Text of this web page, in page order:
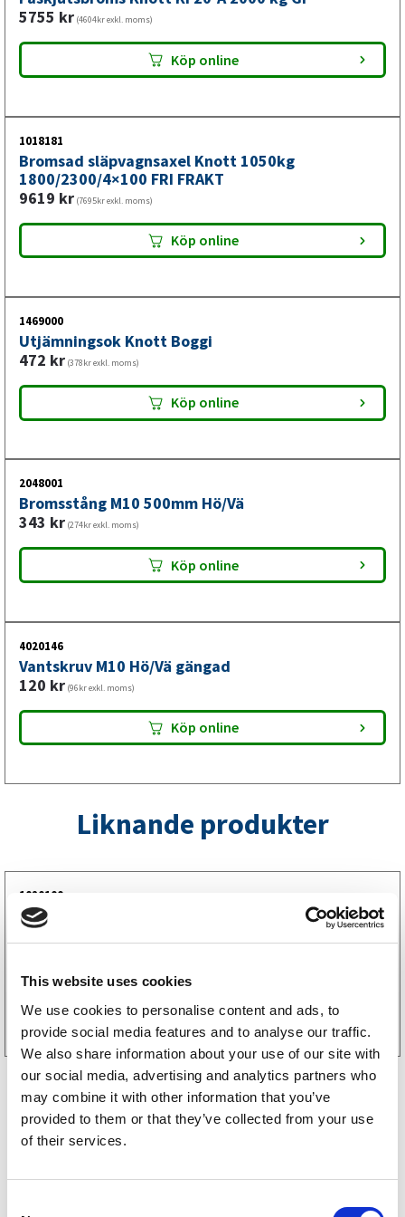
This website uses cookies
We use cookies to personalise content and ads, to
provide social media features and to analyse our traffic.
We also share information about your use of our site with
our social media, advertising and analytics partners who
may combine it with other information that you’ve
provided to them or that they’ve collected from your use
of their services.
med att köpa delar separat. Du får två helt nya bromsade
axlar på 2 000 kg, nytt bromssystem och alla komponenter
5755 kr (4604kr exkl. moms)
Köp online
1018181
Bromsad släpvagnsaxel Knott 1050kg
1800/2300/4×100 FRI FRAKT
9619 kr (7695kr exkl. moms)
Köp online
1469000
Utjämningsok Knott Boggi
472 kr (378kr exkl. moms)
Köp online
2048001
Bromsstång M10 500mm Hö/Vä
343 kr (274kr exkl. moms)
Köp online
4020146
Vantskruv M10 Hö/Vä gängad
120 kr (96kr exkl. moms)
Köp online
Liknande produkter
1020100
Axelpaket Knott 1050 kg 1000/1450 4×100 FRI
FRAKT
Storsäljare